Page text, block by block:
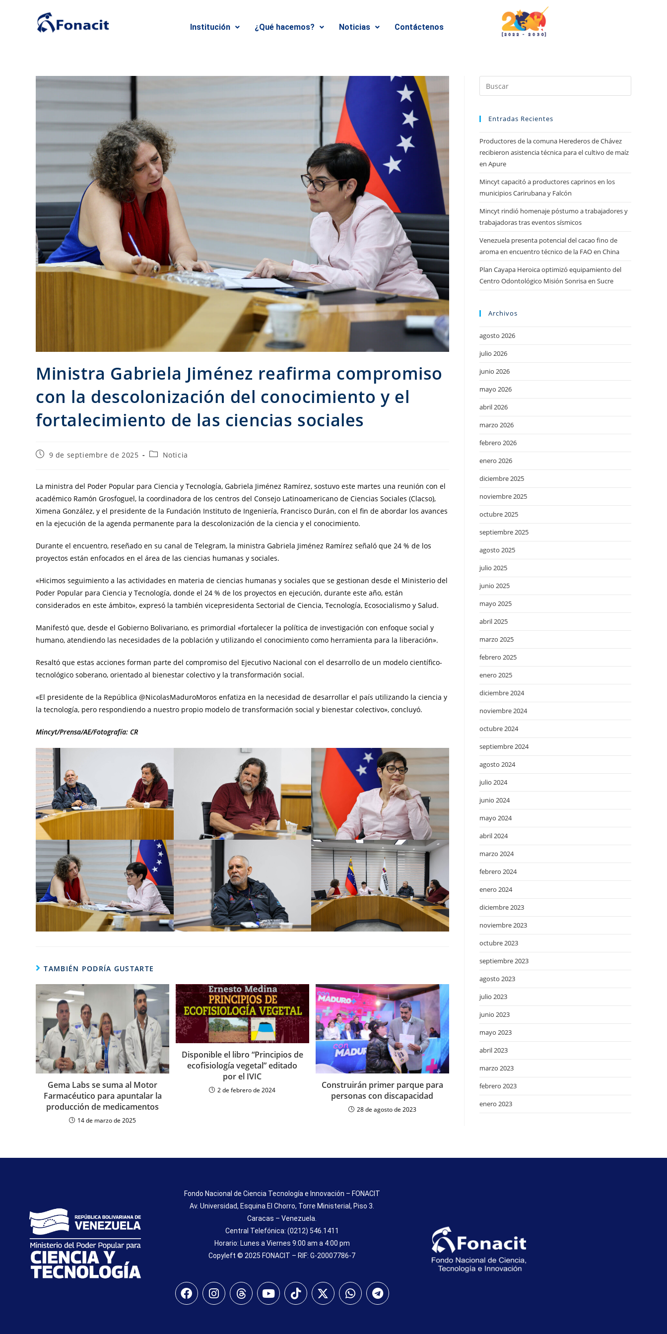
Institución ¿Qué hacemos? Noticias Contáctenos
Ministra Gabriela Jiménez reafirma compromiso
con la descolonización del conocimiento y el
fortalecimiento de las ciencias sociales
9 de septiembre de 2025 Noticia
La ministra del Poder Popular para Ciencia y Tecnología, Gabriela Jiménez Ramírez, sostuvo este martes una reunión con el
académico Ramón Grosfoguel, la coordinadora de los centros del Consejo Latinoamericano de Ciencias Sociales (Clacso),
Ximena González, y el presidente de la Fundación Instituto de Ingeniería, Francisco Durán, con el fin de abordar los avances
en la ejecución de la agenda permanente para la descolonización de la ciencia y el conocimiento.
Durante el encuentro, reseñado en su canal de Telegram, la ministra Gabriela Jiménez Ramírez señaló que 24 % de los
proyectos están enfocados en el área de las ciencias humanas y sociales.
«Hicimos seguimiento a las actividades en materia de ciencias humanas y sociales que se gestionan desde el Ministerio del
Poder Popular para Ciencia y Tecnología, donde el 24 % de los proyectos en ejecución, durante este año, están
considerados en este ámbito», expresó la también vicepresidenta Sectorial de Ciencia, Tecnología, Ecosocialismo y Salud.
Manifestó que, desde el Gobierno Bolivariano, es primordial «fortalecer la política de investigación con enfoque social y
humano, atendiendo las necesidades de la población y utilizando el conocimiento como herramienta para la liberación».
Resaltó que estas acciones forman parte del compromiso del Ejecutivo Nacional con el desarrollo de un modelo científico-
tecnológico soberano, orientado al bienestar colectivo y la transformación social.
«El presidente de la República @NicolasMaduroMoros enfatiza en la necesidad de desarrollar el país utilizando la ciencia y
la tecnología, pero respondiendo a nuestro propio modelo de transformación social y bienestar colectivo», concluyó.
Mincyt/Prensa/AE/Fotografía: CR
TAMBIÉN PODRÍA GUSTARTE
Gema Labs se suma al Motor
Farmacéutico para apuntalar la
producción de medicamentos
14 de marzo de 2025
Disponible el libro “Principios de
ecofisiología vegetal” editado
por el IVIC
2 de febrero de 2024
Construirán primer parque para
personas con discapacidad
28 de agosto de 2023
Entradas Recientes
Productores de la comuna Herederos de Chávez
recibieron asistencia técnica para el cultivo de maíz
en Apure
Mincyt capacitó a productores caprinos en los
municipios Carirubana y Falcón
Mincyt rindió homenaje póstumo a trabajadores y
trabajadoras tras eventos sísmicos
Venezuela presenta potencial del cacao fino de
aroma en encuentro técnico de la FAO en China
Plan Cayapa Heroica optimizó equipamiento del
Centro Odontológico Misión Sonrisa en Sucre
Archivos
agosto 2026
julio 2026
junio 2026
mayo 2026
abril 2026
marzo 2026
febrero 2026
enero 2026
diciembre 2025
noviembre 2025
octubre 2025
septiembre 2025
agosto 2025
julio 2025
junio 2025
mayo 2025
abril 2025
marzo 2025
febrero 2025
enero 2025
diciembre 2024
noviembre 2024
octubre 2024
septiembre 2024
agosto 2024
julio 2024
junio 2024
mayo 2024
abril 2024
marzo 2024
febrero 2024
enero 2024
diciembre 2023
noviembre 2023
octubre 2023
septiembre 2023
agosto 2023
julio 2023
junio 2023
mayo 2023
abril 2023
marzo 2023
febrero 2023
enero 2023
Fondo Nacional de Ciencia Tecnología e Innovación – FONACIT
Av. Universidad, Esquina El Chorro, Torre Ministerial, Piso 3.
Caracas – Venezuela.
Central Telefónica: (0212) 546.1411
Horario: Lunes a Viernes 9:00 am a 4:00 pm
Copyleft © 2025 FONACIT – RIF: G-20007786-7